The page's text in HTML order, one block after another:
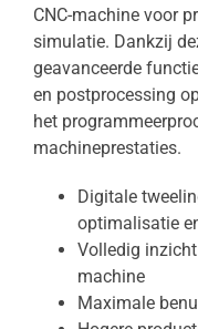
CNC-machine voor
simulatie. Dankzij
geavanceerde
en postprocessing
het
machineprestaties.
Digitale
optimalisatie
Volledig
machine
Maximale